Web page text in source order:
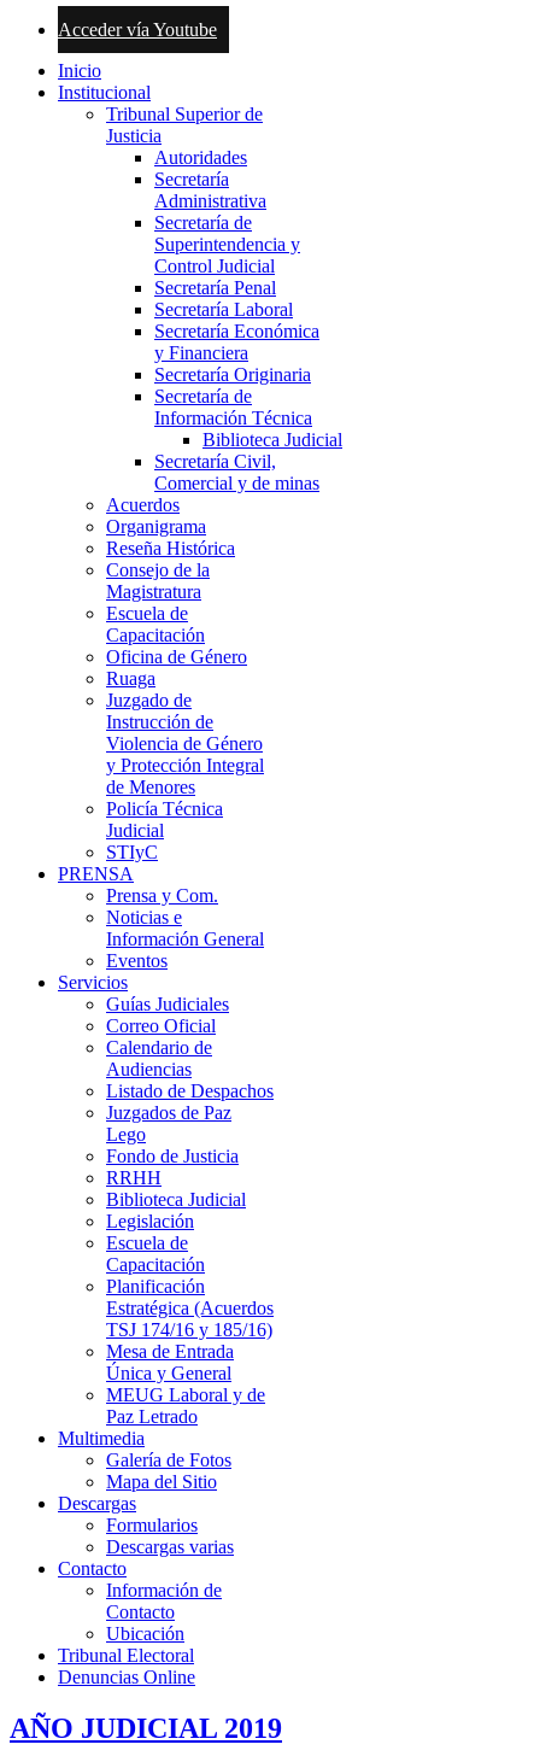
Acceder vía Youtube
Inicio
Institucional
Tribunal Superior de
Justicia
Autoridades
Secretaría
Administrativa
Secretaría de
Superintendencia y
Control Judicial
Secretaría Penal
Secretaría Laboral
Secretaría Económica
y Financiera
Secretaría Originaria
Secretaría de
Información Técnica
Biblioteca Judicial
Secretaría Civil,
Comercial y de minas
Acuerdos
Organigrama
Reseña Histórica
Consejo de la
Magistratura
Escuela de
Capacitación
Oficina de Género
Ruaga
Juzgado de
Instrucción de
Violencia de Género
y Protección Integral
de Menores
Policía Técnica
Judicial
STIyC
PRENSA
Prensa y Com.
Noticias e
Información General
Eventos
Servicios
Guías Judiciales
Correo Oficial
Calendario de
Audiencias
Listado de Despachos
Juzgados de Paz
Lego
Fondo de Justicia
RRHH
Biblioteca Judicial
Legislación
Escuela de
Capacitación
Planificación
Estratégica (Acuerdos
TSJ 174/16 y 185/16)
Mesa de Entrada
Única y General
MEUG Laboral y de
Paz Letrado
Multimedia
Galería de Fotos
Mapa del Sitio
Descargas
Formularios
Descargas varias
Contacto
Información de
Contacto
Ubicación
Tribunal Electoral
Denuncias Online
AÑO JUDICIAL 2019